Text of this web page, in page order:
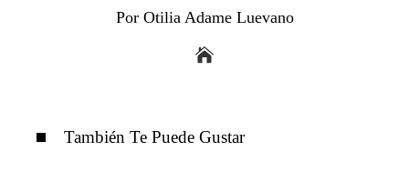
Por Otilia Adame Luevano
También Te Puede Gustar